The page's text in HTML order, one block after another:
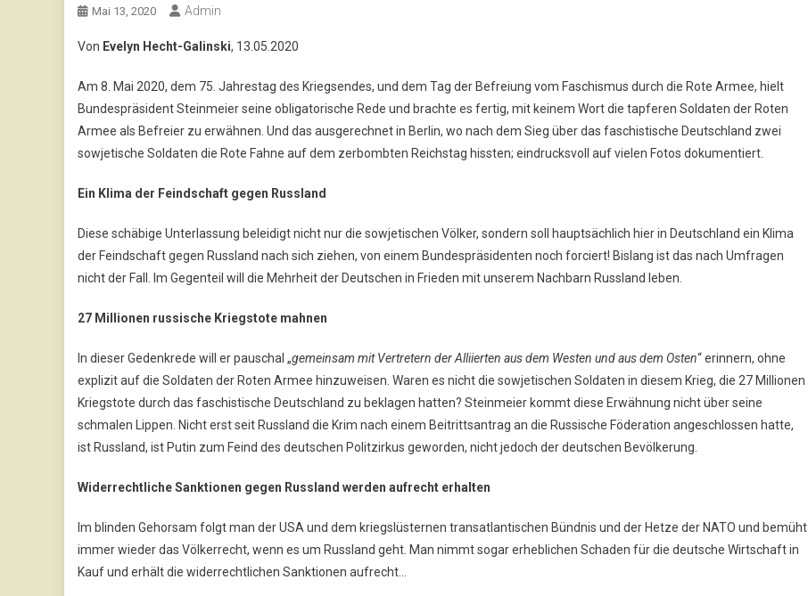
Mai 13, 2020 Admin
Von Evelyn Hecht-Galinski, 13.05.2020
Am 8. Mai 2020, dem 75. Jahrestag des Kriegsendes, und dem Tag der Befreiung vom Faschismus durch die Rote Armee, hielt
Bundespräsident Steinmeier seine obligatorische Rede und brachte es fertig, mit keinem Wort die tapferen Soldaten der Roten
Armee als Befreier zu erwähnen. Und das ausgerechnet in Berlin, wo nach dem Sieg über das faschistische Deutschland zwei
sowjetische Soldaten die Rote Fahne auf dem zerbombten Reichstag hissten; eindrucksvoll auf vielen Fotos dokumentiert.
Ein Klima der Feindschaft gegen Russland
Diese schäbige Unterlassung beleidigt nicht nur die sowjetischen Völker, sondern soll hauptsächlich hier in Deutschland ein Klima
der Feindschaft gegen Russland nach sich ziehen, von einem Bundespräsidenten noch forciert! Bislang ist das nach Umfragen
nicht der Fall. Im Gegenteil will die Mehrheit der Deutschen in Frieden mit unserem Nachbarn Russland leben.
27 Millionen russische Kriegstote mahnen
In dieser Gedenkrede will er pauschal „gemeinsam mit Vertretern der Alliierten aus dem Westen und aus dem Osten“ erinnern, ohne
explizit auf die Soldaten der Roten Armee hinzuweisen. Waren es nicht die sowjetischen Soldaten in diesem Krieg, die 27 Millionen
Kriegstote durch das faschistische Deutschland zu beklagen hatten? Steinmeier kommt diese Erwähnung nicht über seine
schmalen Lippen. Nicht erst seit Russland die Krim nach einem Beitrittsantrag an die Russische Föderation angeschlossen hatte,
ist Russland, ist Putin zum Feind des deutschen Politzirkus geworden, nicht jedoch der deutschen Bevölkerung.
Widerrechtliche Sanktionen gegen Russland werden aufrecht erhalten
Im blinden Gehorsam folgt man der USA und dem kriegslüsternen transatlantischen Bündnis und der Hetze der NATO und bemüht
immer wieder das Völkerrecht, wenn es um Russland geht. Man nimmt sogar erheblichen Schaden für die deutsche Wirtschaft in
Kauf und erhält die widerrechtlichen Sanktionen aufrecht…